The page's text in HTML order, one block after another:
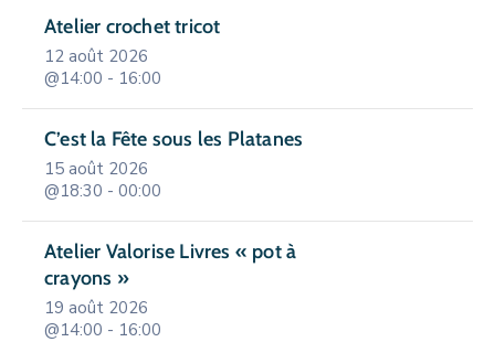
Atelier crochet tricot
12 août 2026
@14:00 - 16:00
C’est la Fête sous les Platanes
15 août 2026
@18:30 - 00:00
Atelier Valorise Livres « pot à
crayons »
19 août 2026
@14:00 - 16:00